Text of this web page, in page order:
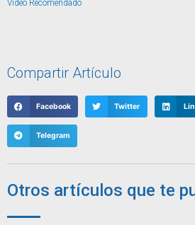
Video Recomendado
Compartir Artículo
Facebook Twitter
Telegram
Otros artículos que te